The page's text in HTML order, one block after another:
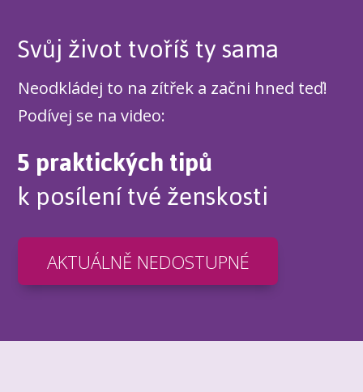
Svůj život tvoříš ty sama
Neodkládej to na zítřek a začni hned teď!
Podívej se na video:
5 praktických tipů
k posílení tvé ženskosti
AKTUÁLNĚ NEDOSTUPNÉ